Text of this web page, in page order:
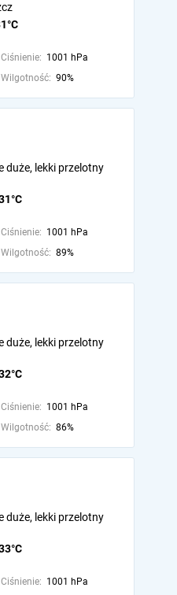
Ciśnienie: 1001 hPa
Wilgotność: 90%
duże, lekki przelotny
Ciśnienie: 1001 hPa
Wilgotność: 89%
duże, lekki przelotny
Ciśnienie: 1001 hPa
Wilgotność: 86%
duże, lekki przelotny
Ciśnienie: 1001 hPa